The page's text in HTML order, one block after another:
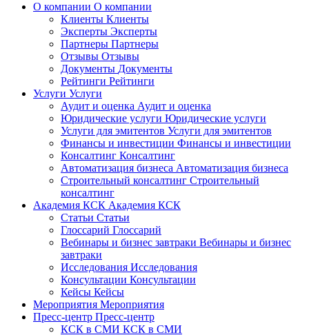
О компании О компании
Клиенты Клиенты
Эксперты Эксперты
Партнеры Партнеры
Отзывы Отзывы
Документы Документы
Рейтинги Рейтинги
Услуги Услуги
Аудит и оценка Аудит и оценка
Юридические услуги Юридические услуги
Услуги для эмитентов Услуги для эмитентов
Финансы и инвестиции Финансы и инвестиции
Консалтинг Консалтинг
Автоматизация бизнеса Автоматизация бизнеса
Строительный консалтинг Строительный
консалтинг
Академия КСК Академия КСК
Статьи Статьи
Глоссарий Глоссарий
Вебинары и бизнес завтраки Вебинары и бизнес
завтраки
Исследования Исследования
Консультации Консультации
Кейсы Кейсы
Мероприятия Мероприятия
Пресс-центр Пресс-центр
КСК в СМИ КСК в СМИ